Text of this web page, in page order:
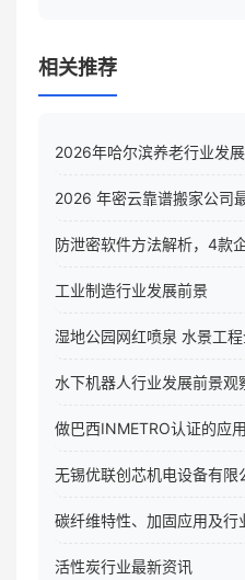
相关推荐
2026年哈尔滨养老行业发
2026 年密云靠谱搬家公司
防泄密软件方法解析，4款
工业制造行业发展前景
湿地公园网红喷泉 水景工
水下机器人行业发展前景观
做巴西INMETRO认证的应
无锡优联创芯机电设备有限
碳纤维特性、加固应用及行
活性炭行业最新资讯